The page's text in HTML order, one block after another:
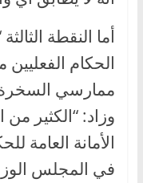
أما النقطة
الحكام
ممارسي السخرة
وزاد: “الكثير
الأمانة العامة
في المجلس